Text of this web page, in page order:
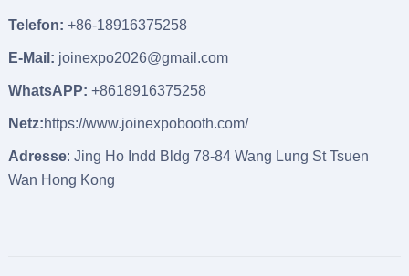
Telefon: +86-18916375258
E-Mail: joinexpo2026@gmail.com
WhatsAPP: +8618916375258
Netz:https://www.joinexpobooth.com/
Adresse: Jing Ho Indd Bldg 78-84 Wang Lung St Tsuen
Wan Hong Kong